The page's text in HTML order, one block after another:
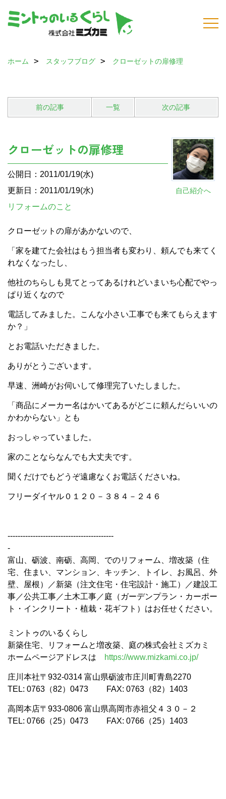
ホーム スタッフブログ クローゼットの扉修理
前の記事 一覧 次の記事
自己紹介へ
クローゼットの扉修理
公開日：2011/01/19(水)
更新日：2011/01/19(水)
リフォームのこと
クローゼットの扉があかないので、
「家を建てた会社はもう担当者も変わり、頼んでも来てく
れなくなったし、
他社のちらしも見てとってあるけれどいまいち心配でやっ
ぱり近くなので
電話してみました。こんな小さい工事でも来てもらえます
か？」
とお電話いただきました。
ありがとうございます。
早速、洲崎がお伺いして修理完了いたしました。
「商品にメーカー名はかいてあるがどこに頼んだらいいの
かわからない」とも
おっしゃっていました。
家のことならなんでも大丈夫です。
聞くだけでもどうぞ遠慮なくお電話くださいね。
フリーダイヤル０１２０－３８４－２４６
------------------------------------------
-
富山、砺波、南砺、高岡、でのリフォーム、増改築（住
宅、住まい、マンション、キッチン、トイレ、お風呂、外
壁、屋根）／新築（注文住宅・住宅設計・施工）／建設工
事／公共工事／土木工事／庭（ガーデンプラン・カーポー
ト・インクリート・植栽・花ギフト）はお任せください。
ミントゥのいるくらし
新築住宅、リフォームと増改築、庭の株式会社ミズカミ
ホームページアドレスは
https://www.mizkami.co.jp/
庄川本社〒932-0314 富山県砺波市庄川町青島2270
TEL: 0763（82）0473 FAX: 0763（82）1403
高岡本店〒933-0806 富山県高岡市赤祖父４３０－２
TEL: 0766（25）0473 FAX: 0766（25）1403